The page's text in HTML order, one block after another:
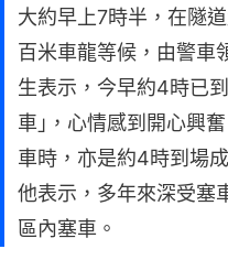
大約早上7時半，在隧
百米車龍等候，由警車
生表示，今早約4時已
車｣，心情感到開心興
車時，亦是約4時到場
他表示，多年來深受塞
區內塞車。